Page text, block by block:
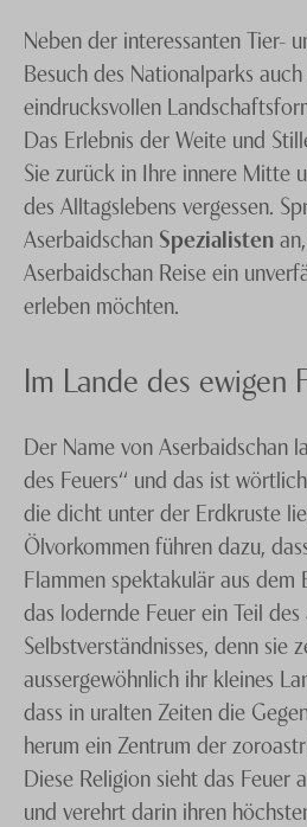
Neben der interessanten Tier-
Besuch des Nationalparks
eindrucksvollen
Das Erlebnis der Weite und
Sie zurück in Ihre innere Mitte
des Alltagslebens vergessen.
Aserbaidschan Spezialisten
Aserbaidschan Reise ein
erleben möchten.
Im Lande des ewigen
Der Name von Aserbaidschan
des Feuers“ und das ist
die dicht unter der Erdkruste
Ölvorkommen führen dazu,
Flammen spektakulär aus dem
das lodernde Feuer ein Teil
Selbstverständnisses, denn sie
aussergewöhnlich ihr kleines
dass in uralten Zeiten die
herum ein Zentrum der
Diese Religion sieht das Feuer
und verehrt darin ihren